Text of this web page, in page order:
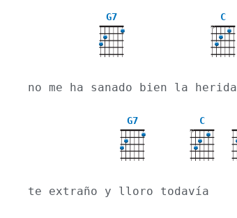
G7 C
X
no me ha sanado bien la herida
G7 C
X
te extraño y lloro todavía